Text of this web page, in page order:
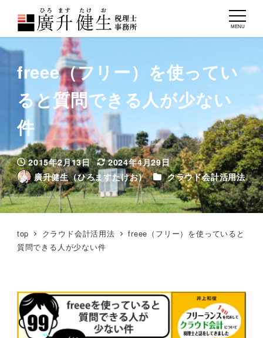
MENU
freee（フリー）を使ってい
ると質問できる人が少ない
件
投稿日
2015年2月13日
更新日
2024年4月29日
著
者
廣升健生（ひろますたけお） カテゴリー
クラウド会計活用法
top クラウド会計活用法
freee（フリー）を使っていると
質問できる人が少ない件